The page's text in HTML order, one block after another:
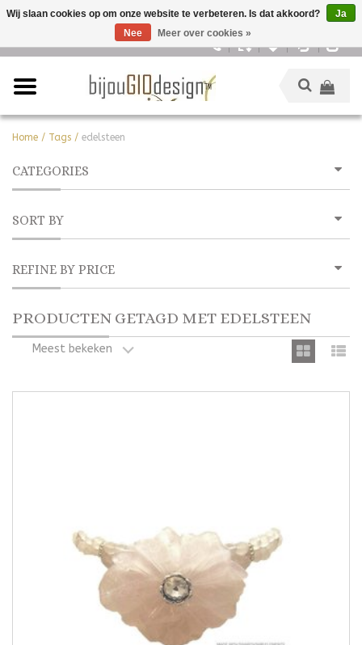
Home / Tags / edelsteen
CATEGORIES
SORT BY
REFINE BY PRICE
PRODUCTEN GETAGD MET EDELSTEEN
Meest bekeken
Wij slaan cookies op om onze website te verbeteren. Is dat akkoord?
Ja
Nee
Meer over cookies »